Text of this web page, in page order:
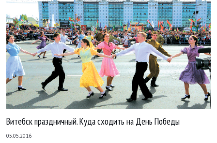
Витебск праздничный. Куда сходить на День Победы
05.05.2016